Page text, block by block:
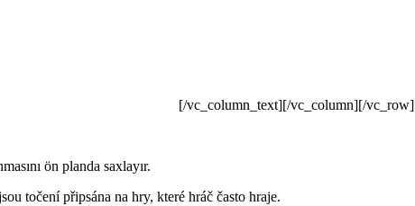
[/vc_column_text][/vc_column][/vc_row]
ön planda saxlayır.
točení připsána na hry, které hráč často hraje.